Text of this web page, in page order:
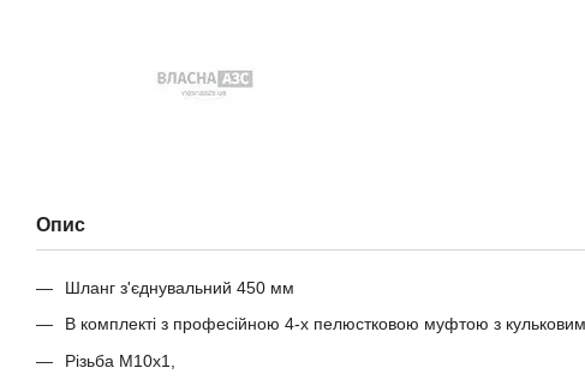
Опис
Шланг з'єднувальний 450 мм
В комплекті з професійною 4-х пелюстковою муфтою з
Різьба М10х1,